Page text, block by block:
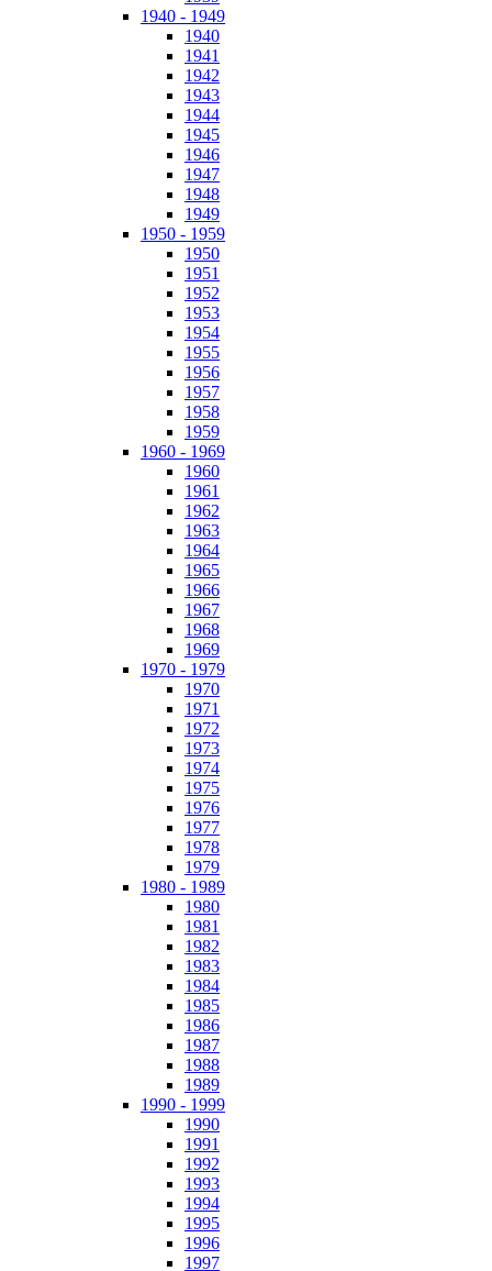
1940 - 1949
1940
1941
1942
1943
1944
1945
1946
1947
1948
1949
1950 - 1959
1950
1951
1952
1953
1954
1955
1956
1957
1958
1959
1960 - 1969
1960
1961
1962
1963
1964
1965
1966
1967
1968
1969
1970 - 1979
1970
1971
1972
1973
1974
1975
1976
1977
1978
1979
1980 - 1989
1980
1981
1982
1983
1984
1985
1986
1987
1988
1989
1990 - 1999
1990
1991
1992
1993
1994
1995
1996
1997